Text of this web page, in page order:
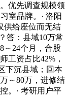
优先调查规模领
室品牌。· 洛阳
供给座位而无结
答：县域10万常
～24个月，合股
工资占比42%，
下沉县域；回本
～80万，进修结
。· 考研用户平